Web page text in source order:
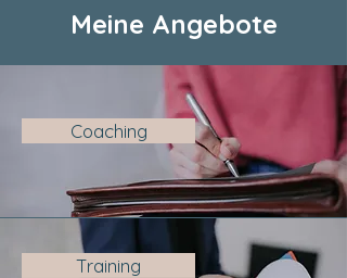
Meine Angebote
Coaching
Training